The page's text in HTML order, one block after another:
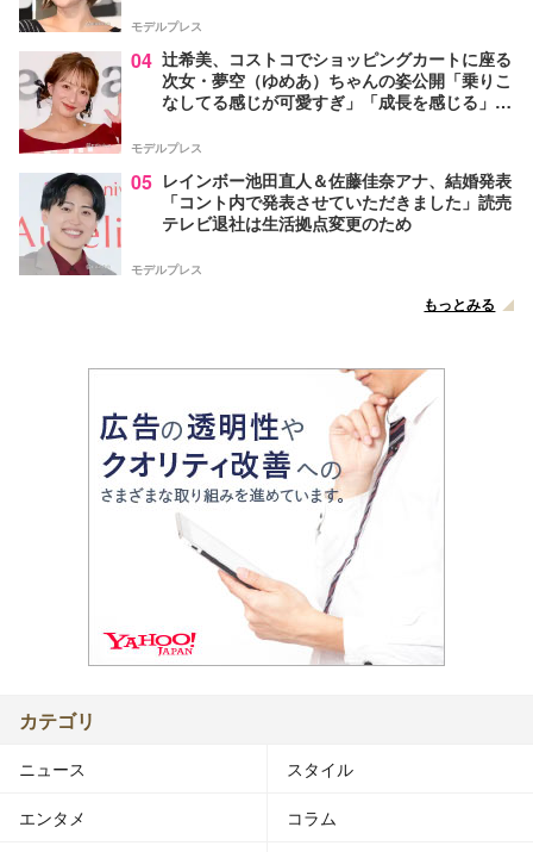
モデルプレス
04 辻希美、コストコでショッピングカートに座る
次女・夢空（ゆめあ）ちゃんの姿公開「乗りこ
なしてる感じが可愛すぎ」「成長を感じる」の
モデルプレス
05 レインボー池田直人＆佐藤佳奈アナ、結婚発表
「コント内で発表させていただきました」読売
テレビ退社は生活拠点変更のため
モデルプレス
もっとみる
カテゴリ
ニュース スタイル
エンタメ コラム